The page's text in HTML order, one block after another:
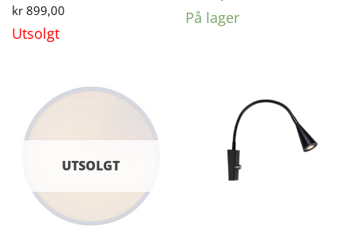
kr899,00
Utsolgt
På lager
UTSOLGT